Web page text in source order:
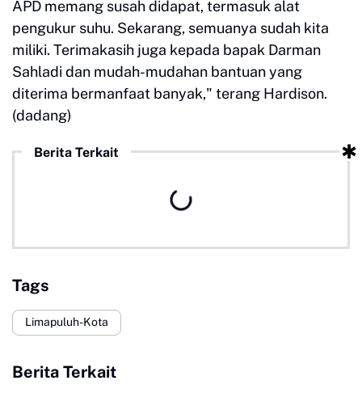
APD memang susah didapat, termasuk alat
pengukur suhu. Sekarang, semuanya sudah kita
miliki. Terimakasih juga kepada bapak Darman
Sahladi dan mudah-mudahan bantuan yang
diterima bermanfaat banyak," terang Hardison.
(dadang)
Berita Terkait
Tags
Limapuluh-Kota
Berita Terkait